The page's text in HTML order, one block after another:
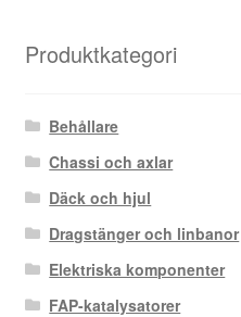
Produktkategori
Behållare
Chassi och axlar
Däck och hjul
Dragstänger och linbanor
Elektriska komponenter
FAP-katalysatorer